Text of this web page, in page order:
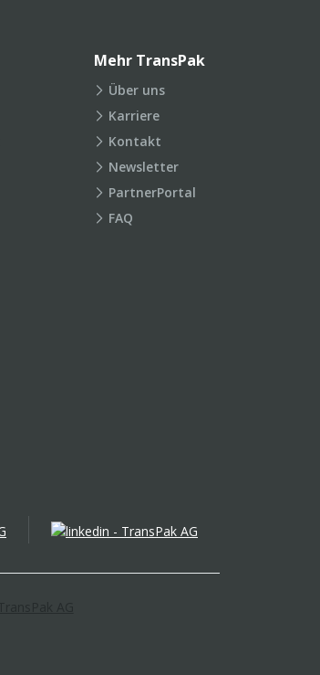
Mehr TransPak
Über uns
Karriere
Kontakt
Newsletter
PartnerPortal
FAQ